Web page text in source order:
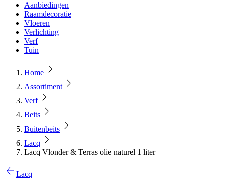
Aanbiedingen
Raamdecoratie
Vloeren
Verlichting
Verf
Tuin
Home
Assortiment
Verf
Beits
Buitenbeits
Lacq
Lacq Vlonder & Terras olie naturel 1 liter
Lacq